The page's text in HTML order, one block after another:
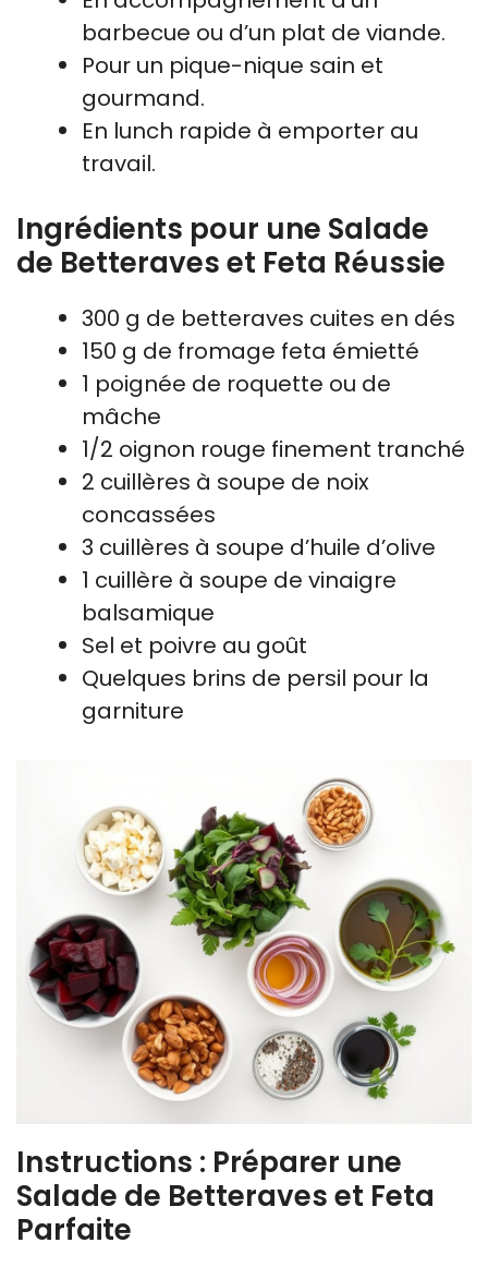
barbecue ou d’un plat de viande.
Pour un pique-nique sain et
gourmand.
En lunch rapide à emporter au
travail.
Ingrédients pour une Salade
de Betteraves et Feta Réussie
300 g de betteraves cuites en dés
150 g de fromage feta émietté
1 poignée de roquette ou de
mâche
1/2 oignon rouge finement tranché
2 cuillères à soupe de noix
concassées
3 cuillères à soupe d’huile d’olive
1 cuillère à soupe de vinaigre
balsamique
Sel et poivre au goût
Quelques brins de persil pour la
garniture
Instructions : Préparer une
Salade de Betteraves et Feta
Parfaite